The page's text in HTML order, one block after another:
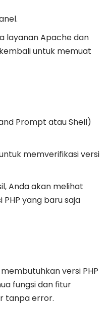
layanan Apache dan
kembali untuk memuat
Prompt atau Shell)
memverifikasi versi
Anda akan melihat
yang baru saja
versi PHP
fungsi dan fitur
tanpa error.